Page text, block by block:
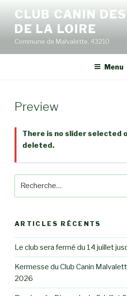
contenu
principal
CLUB CANIN
DE LA LOIRE
Commune de Malvalette, 43210
Menu
Preview
There is no slider selected
deleted.
ARTICLES RÉCENTS
Le club sera fermé du 14 juillet
Kermesse du Club Canin
2026